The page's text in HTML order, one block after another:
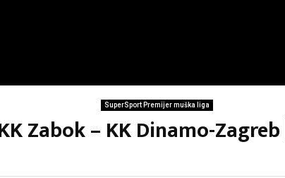
SuperSport Premijer muška liga
Zabok – KK Dinamo-